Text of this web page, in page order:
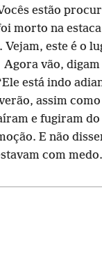
estão
morto na
Vejam, este é o
Agora vão,
está indo
assim como
e fugiram
E não
com medo.